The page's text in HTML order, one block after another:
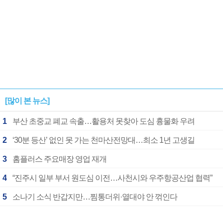
[많이 본 뉴스]
1 부산 초중교 폐교 속출…활용처 못찾아 도심 흉물화 우려
2 ‘30분 등산’ 없인 못 가는 천마산전망대…최소 1년 고생길
3 홈플러스 주요매장 영업 재개
4 “진주시 일부 부서 원도심 이전…사천시와 우주항공산업 협력”
5 소나기 소식 반갑지만…찜통더위·열대야 안 꺾인다